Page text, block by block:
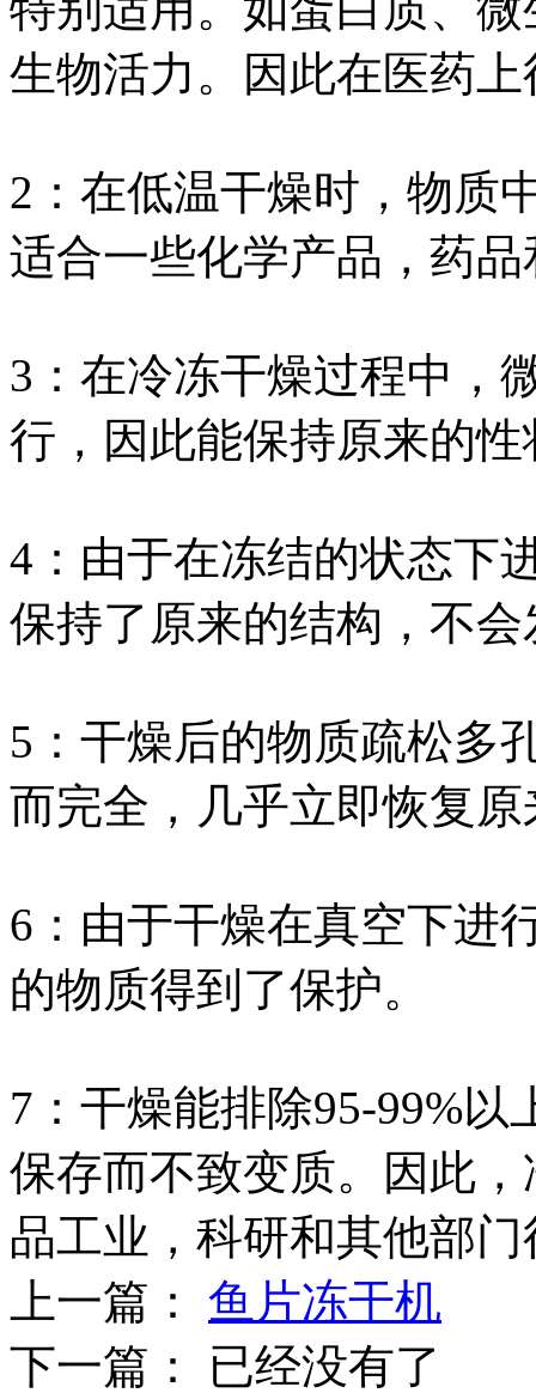
生物活力。因此在医药
2：在低温干燥时，物质
适合一些化学产品，药
3：在冷冻干燥过程中，
行，因此能保持原来的性
4：由于在冻结的状态下
保持了原来的结构，不
5：干燥后的物质疏松多
而完全，几乎立即恢复
6：由于干燥在真空下进
的物质得到了保护。
7：干燥能排除95-99%
保存而不致变质。因此
品工业，科研和其他部
上一篇： 鱼片冻干机
下一篇： 已经没有了